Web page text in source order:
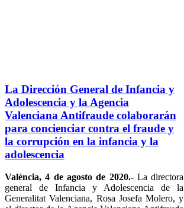
La Dirección General de Infancia y
Adolescencia y la Agencia
Valenciana Antifraude colaborarán
para concienciar contra el fraude y
la corrupción en la infancia y la
adolescencia
València, 4 de agosto de 2020.-La directora
general de Infancia y Adolescencia de la
Generalitat Valenciana, Rosa Josefa Molero, y